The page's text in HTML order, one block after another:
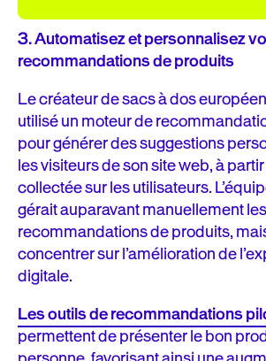
3.Automatisez et personnalisez
recommandations de produits
Le créateur de sacs à dos
utilisé un moteur de
pour générer des suggestions
les visiteurs de son site web, à
collectée sur les utilisateurs.
gérait auparavant manuellement les
recommandations de produits,
concentrer sur l’amélioration de
digitale.
Les outils de recommandations
permettent de présenter le bon